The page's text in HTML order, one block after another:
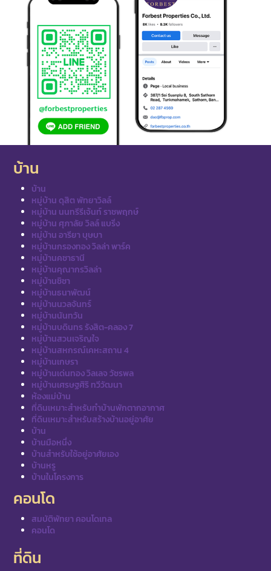
บ้าน
บ้าน
หมู่บ้าน ดุสิต พัทยาวิลล์
หมู่บ้าน นนทรีรีเจ้นท์ ราชพฤกษ์
หมู่บ้าน ศุภาลัย วิลล์ แบริ่ง
หมู่บ้าน อารียา บุษบา
หมู่บ้านกรองทอง วิลล่า พาร์ค
หมู่บ้านคชาธานี
หมู่บ้านคุณากรวิลล่า
หมู่บ้านชิชา
หมู่บ้านธนาพัฒน์
หมู่บ้านนวลจันทร์
หมู่บ้านนันทวัน
หมู่บ้านบดินทร รังสิต-คลอง 7
หมู่บ้านสวนเจริญใจ
หมู่บ้านสหกรณ์เคหะสถาน 4
หมู่บ้านเกษรา
หมู่บ้านเด่นทอง วิลเลจ วัชรพล
หมู่บ้านเศรษฐศิริ ทวีวัฒนา
ห้องแม่บ้าน
ที่ดินเหมาะสำหรับทำบ้านพักตากอากาศ
ที่ดินเหมาะสำหรับสร้างบ้านอยู่อาศัย
บ้าน
บ้านมือหนึ่ง
บ้านสำหรับใช้อยู่อาศัยเอง
บ้านหรู
บ้านในโครงการ
คอนโด
สมบัติพัทยา คอนโดเทล
คอนโด
ที่ดิน